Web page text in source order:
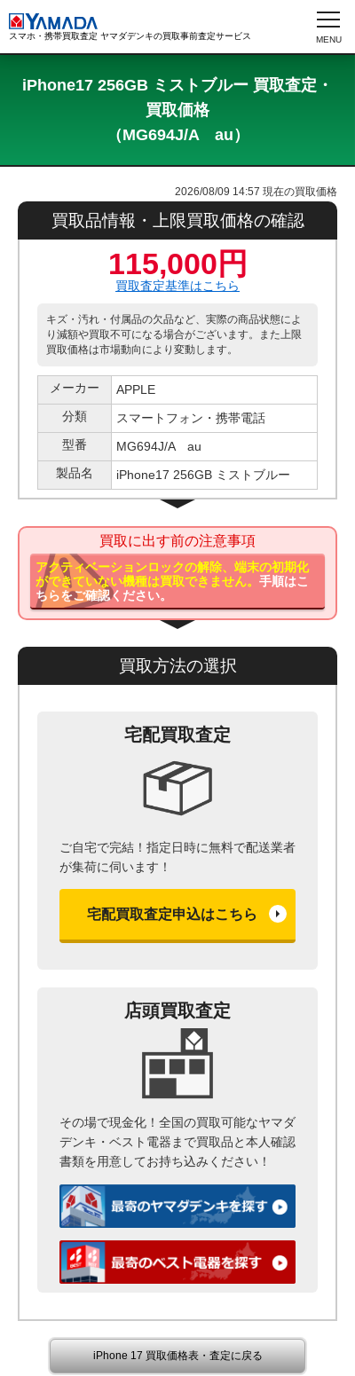
スマホ・携帯買取査定 ヤマダデンキの買取事前査定サービス
iPhone17 256GB ミストブルー 買取査定・
買取価格
（MG694J/A au）
2026/08/09 14:57 現在の買取価格
買取品情報・上限買取価格の確認
115,000円
買取査定基準はこちら
キズ・汚れ・付属品の欠品など、実際の商品状態によ
り減額や買取不可になる場合がございます。また上限
買取価格は市場動向により変動します。
メーカー
APPLE
分類
スマートフォン・携帯電話
型番
MG694J/A au
製品名
iPhone17 256GB ミストブルー
買取に出す前の注意事項
アクティベーションロックの解除、端末の初期化
ができていない機種は買取できません。手順はこ
ちらをご確認ください。
買取方法の選択
宅配買取査定
ご自宅で完結！指定日時に無料で配送業者
が集荷に伺います！
宅配買取査定申込はこちら
店頭買取査定
その場で現金化！全国の買取可能なヤマダ
デンキ・ベスト電器まで買取品と本人確認
書類を用意してお持ち込みください！
iPhone 17 買取価格表・査定に戻る